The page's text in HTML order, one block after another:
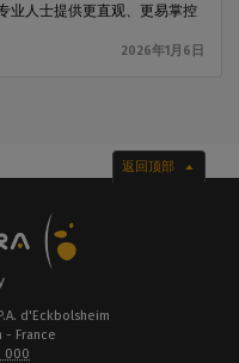
业人士提供更直观、更易掌控
2026年1月6日
返回顶部
d'Eckbolsheim
- France
000